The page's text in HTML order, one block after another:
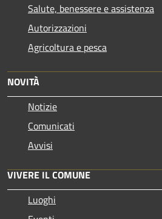
Salute, benessere e assistenza
Autorizzazioni
Agricoltura e pesca
NOVITÀ
Notizie
Comunicati
Avvisi
VIVERE IL COMUNE
Luoghi